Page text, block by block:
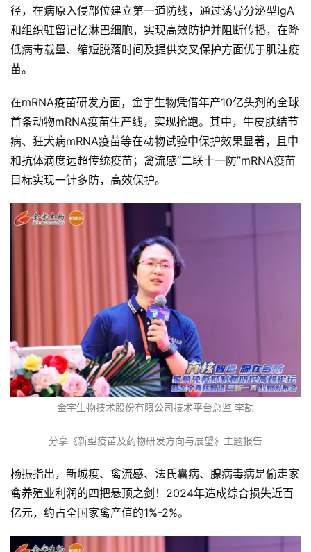
首
页
资
讯
新
闻
数
据
今
日
猪
径，在病原入侵部位建立第一道防线，通过诱导分泌型IgA
和组织驻留记忆淋巴细胞，实现高效防护并阻断传播，在降
低病毒载量、缩短脱落时间及提供交叉保护方面优于肌注疫
苗。
在mRNA疫苗研发方面，金宇生物凭借年产10亿头剂的全球
首条动物mRNA疫苗生产线，实现抢跑。其中，牛皮肤结节
病、狂犬病mRNA疫苗等在动物试验中保护效果显著，且中
和抗体滴度远超传统疫苗；禽流感“二联十一防”mRNA疫苗
目标实现一针多防，高效保护。
金宇生物技术股份有限公司技术平台总监 李劼
分享《新型疫苗及药物研发方向与展望》主题报告
杨振指出，新城疫、禽流感、法氏囊病、腺病毒病是偷走家
禽养殖业利润的四把悬顶之剑！2024年造成综合损失近百
亿元，约占全国家禽产值的1%-2%。